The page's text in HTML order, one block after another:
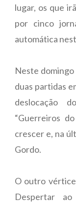
lugar, os que
por cinco
automática
Neste domingo
duas partidas
deslocação
“Guerreiros
crescer e, na
Gordo.
O outro
Despertar